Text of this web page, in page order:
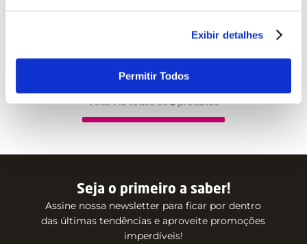
Exibir detalhes
Permitir Todos
Você viu todos os3produtos
Seja o primeiro a saber!
Assine nossa newsletter para ficar por dentro
das últimas tendências e aproveite promoções
imperdíveis!